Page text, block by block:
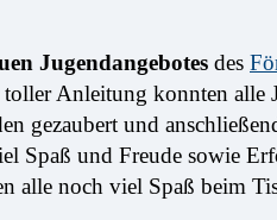
Jugendangebotes des
Anleitung konnten alle
gezaubert und
Spaß und Freude sowie
alle noch viel Spaß beim